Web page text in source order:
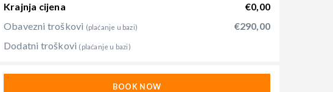
Krajnja cijena
€0,00
Obavezni troškovi (plaćanje u bazi)
€290,00
Dodatni troškovi (plaćanje u bazi)
BOOK NOW